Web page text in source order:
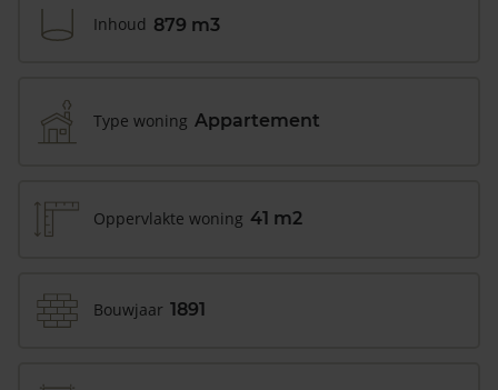
Inhoud 879 m3
Type woning Appartement
Oppervlakte woning 41 m2
Bouwjaar 1891